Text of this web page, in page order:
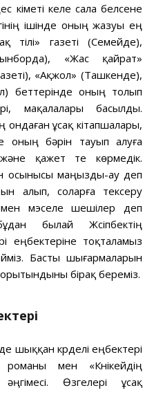
үкіметі келе сала белсене
ішінде оның жазуы ең
тілі» газеті (Семейде),
«Жас қайрат»
«Ақжол» (Ташкенде),
беттерінде оның толып
мақалалары басылды.
ондаған ұсақ кітапшалары,
оның бəрін тауып алуға
қажет те көрмедік.
осынысы маңызды-ау деп
алып, соларға тексеру
мэселе шешілер деп
былай Жүсіпбектің
еңбектеріне тоқталамыз
Басты шығармаларын
бірақ береміз.
шыққан күрделі еңбектері
мен «Күнікейдің
Өзгелері ұсақ